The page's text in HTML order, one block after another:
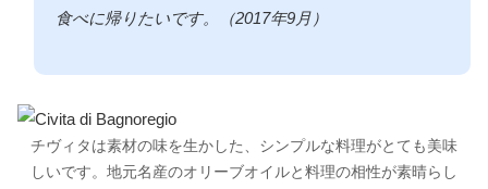
食べに帰りたいです。（2017年9月）
チヴィタは素材の味を生かした、シンプルな料理がとても美味
しいです。地元名産のオリーブオイルと料理の相性が素晴らし